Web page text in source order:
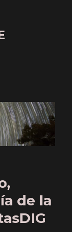
de la